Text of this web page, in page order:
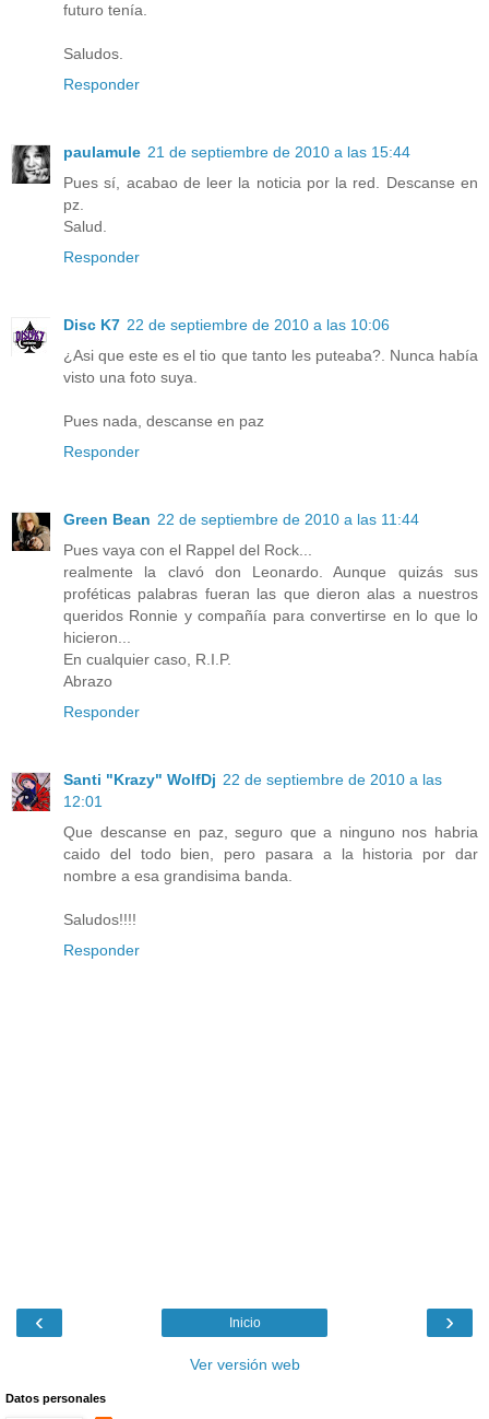
futuro tenía.
Saludos.
Responder
paulamule 21 de septiembre de 2010 a las 15:44
Pues sí, acabao de leer la noticia por la red. Descanse en
pz.
Salud.
Responder
Disc K7 22 de septiembre de 2010 a las 10:06
¿Asi que este es el tio que tanto les puteaba?. Nunca había
visto una foto suya.
Pues nada, descanse en paz
Responder
Green Bean 22 de septiembre de 2010 a las 11:44
Pues vaya con el Rappel del Rock...
realmente la clavó don Leonardo. Aunque quizás sus
proféticas palabras fueran las que dieron alas a nuestros
queridos Ronnie y compañía para convertirse en lo que lo
hicieron...
En cualquier caso, R.I.P.
Abrazo
Responder
Santi "Krazy" WolfDj 22 de septiembre de 2010 a las
12:01
Que descanse en paz, seguro que a ninguno nos habria
caido del todo bien, pero pasara a la historia por dar
nombre a esa grandisima banda.
Saludos!!!!
Responder
‹ ›
Inicio
Ver versión web
Datos personales